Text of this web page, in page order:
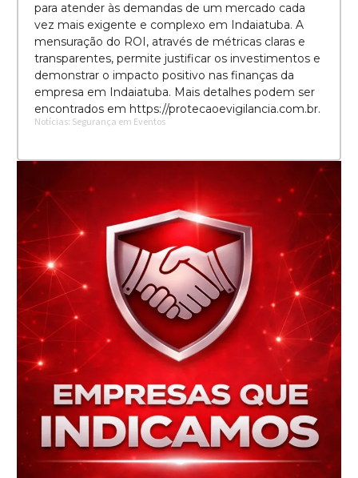
para atender às demandas de um mercado cada
vez mais exigente e complexo em Indaiatuba. A
mensuração do ROI, através de métricas claras e
transparentes, permite justificar os investimentos e
demonstrar o impacto positivo nas finanças da
empresa em Indaiatuba. Mais detalhes podem ser
encontrados em https://protecaoevigilancia.com.br.
Notícias: Segurança em Eventos